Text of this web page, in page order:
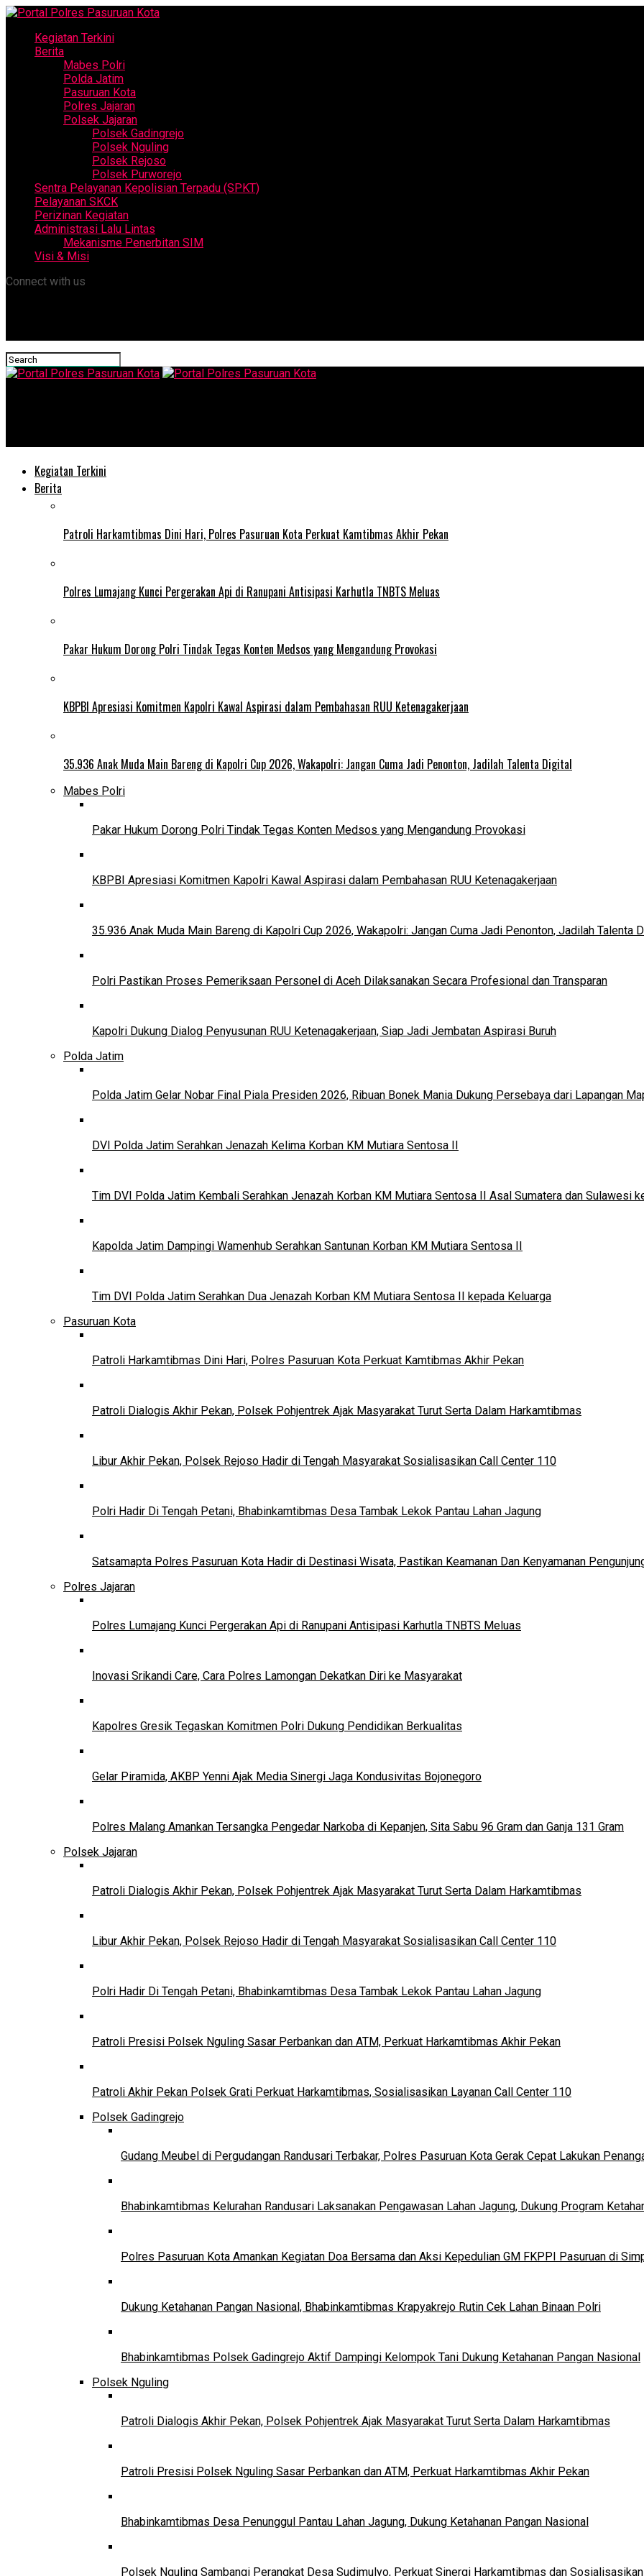
Kegiatan Terkini
Berita
Mabes Polri
Polda Jatim
Pasuruan Kota
Polres Jajaran
Polsek Jajaran
Polsek Gadingrejo
Polsek Nguling
Polsek Rejoso
Polsek Purworejo
Sentra Pelayanan Kepolisian Terpadu (SPKT)
Pelayanan SKCK
Perizinan Kegiatan
Administrasi Lalu Lintas
Mekanisme Penerbitan SIM
Visi & Misi
Connect with us
Kegiatan Terkini
Berita
Patroli Harkamtibmas Dini Hari, Polres Pasuruan Kota Perkuat Kamtibmas Akhir Pekan
Polres Lumajang Kunci Pergerakan Api di Ranupani Antisipasi Karhutla TNBTS Meluas
Pakar Hukum Dorong Polri Tindak Tegas Konten Medsos yang Mengandung Provokasi
KBPBI Apresiasi Komitmen Kapolri Kawal Aspirasi dalam Pembahasan RUU Ketenagakerjaan
35.936 Anak Muda Main Bareng di Kapolri Cup 2026, Wakapolri: Jangan Cuma Jadi Penonton, Jadilah Talenta Digital
Mabes Polri
Pakar Hukum Dorong Polri Tindak Tegas Konten Medsos yang Mengandung Provokasi
KBPBI Apresiasi Komitmen Kapolri Kawal Aspirasi dalam Pembahasan RUU Ketenagakerjaan
35.936 Anak Muda Main Bareng di Kapolri Cup 2026, Wakapolri: Jangan Cuma Jadi Penonton, Jadilah Talenta
Polri Pastikan Proses Pemeriksaan Personel di Aceh Dilaksanakan Secara Profesional dan Transparan
Kapolri Dukung Dialog Penyusunan RUU Ketenagakerjaan, Siap Jadi Jembatan Aspirasi Buruh
Polda Jatim
Polda Jatim Gelar Nobar Final Piala Presiden 2026, Ribuan Bonek Mania Dukung Persebaya dari Lapangan
DVI Polda Jatim Serahkan Jenazah Kelima Korban KM Mutiara Sentosa II
Tim DVI Polda Jatim Kembali Serahkan Jenazah Korban KM Mutiara Sentosa II Asal Sumatera dan Sulawesi
Kapolda Jatim Dampingi Wamenhub Serahkan Santunan Korban KM Mutiara Sentosa II
Tim DVI Polda Jatim Serahkan Dua Jenazah Korban KM Mutiara Sentosa II kepada Keluarga
Pasuruan Kota
Patroli Harkamtibmas Dini Hari, Polres Pasuruan Kota Perkuat Kamtibmas Akhir Pekan
Patroli Dialogis Akhir Pekan, Polsek Pohjentrek Ajak Masyarakat Turut Serta Dalam Harkamtibmas
Libur Akhir Pekan, Polsek Rejoso Hadir di Tengah Masyarakat Sosialisasikan Call Center 110
Polri Hadir Di Tengah Petani, Bhabinkamtibmas Desa Tambak Lekok Pantau Lahan Jagung
Satsamapta Polres Pasuruan Kota Hadir di Destinasi Wisata, Pastikan Keamanan Dan Kenyamanan
Polres Jajaran
Polres Lumajang Kunci Pergerakan Api di Ranupani Antisipasi Karhutla TNBTS Meluas
Inovasi Srikandi Care, Cara Polres Lamongan Dekatkan Diri ke Masyarakat
Kapolres Gresik Tegaskan Komitmen Polri Dukung Pendidikan Berkualitas
Gelar Piramida, AKBP Yenni Ajak Media Sinergi Jaga Kondusivitas Bojonegoro
Polres Malang Amankan Tersangka Pengedar Narkoba di Kepanjen, Sita Sabu 96 Gram dan Ganja 131 Gram
Polsek Jajaran
Patroli Dialogis Akhir Pekan, Polsek Pohjentrek Ajak Masyarakat Turut Serta Dalam Harkamtibmas
Libur Akhir Pekan, Polsek Rejoso Hadir di Tengah Masyarakat Sosialisasikan Call Center 110
Polri Hadir Di Tengah Petani, Bhabinkamtibmas Desa Tambak Lekok Pantau Lahan Jagung
Patroli Presisi Polsek Nguling Sasar Perbankan dan ATM, Perkuat Harkamtibmas Akhir Pekan
Patroli Akhir Pekan Polsek Grati Perkuat Harkamtibmas, Sosialisasikan Layanan Call Center 110
Polsek Gadingrejo
Gudang Meubel di Pergudangan Randusari Terbakar, Polres Pasuruan Kota Gerak Cepat Lakukan
Bhabinkamtibmas Kelurahan Randusari Laksanakan Pengawasan Lahan Jagung, Dukung Program
Polres Pasuruan Kota Amankan Kegiatan Doa Bersama dan Aksi Kepedulian GM FKPPI Pasuruan di
Dukung Ketahanan Pangan Nasional, Bhabinkamtibmas Krapyakrejo Rutin Cek Lahan Binaan Polri
Bhabinkamtibmas Polsek Gadingrejo Aktif Dampingi Kelompok Tani Dukung Ketahanan Pangan Nasional
Polsek Nguling
Patroli Dialogis Akhir Pekan, Polsek Pohjentrek Ajak Masyarakat Turut Serta Dalam Harkamtibmas
Patroli Presisi Polsek Nguling Sasar Perbankan dan ATM, Perkuat Harkamtibmas Akhir Pekan
Bhabinkamtibmas Desa Penunggul Pantau Lahan Jagung, Dukung Ketahanan Pangan Nasional
Polsek Nguling Sambangi Perangkat Desa Sudimulyo, Perkuat Sinergi Harkamtibmas dan